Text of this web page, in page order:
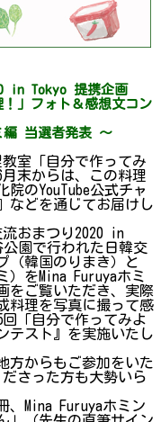
in Tokyo 提携企画
」フォト＆感想文コン
編 当選者発表 ～
室「自分で作ってみ
末からは、この料理
のYouTube公式チャ
などを通じてお届けし
おまつり2020 in
園で行われた日韓交
（韓国のりまき）と
）をMina Furuyaホミ
をご覧いただき、実際
料理を写真に撮って感
「自分で作ってみよ
テスト』を実施いたし
方からもご参加をいた
さった方も大勢いら
、Mina Furuyaホミン